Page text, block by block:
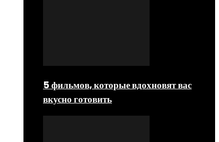
5 фильмов, которые вдохновят вас
вкусно готовить